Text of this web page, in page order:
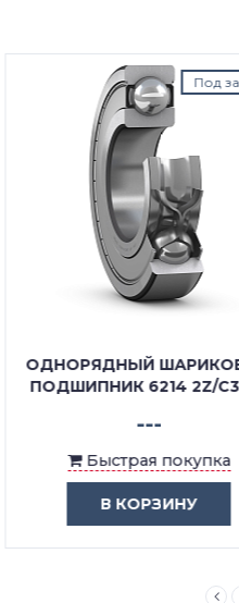
Под заказ
ОДНОРЯДНЫЙ ШАРИКОВЫЙ
ПОДШИПНИК 6214 2Z/C3WT
Быстрая покупка
В КОРЗИНУ